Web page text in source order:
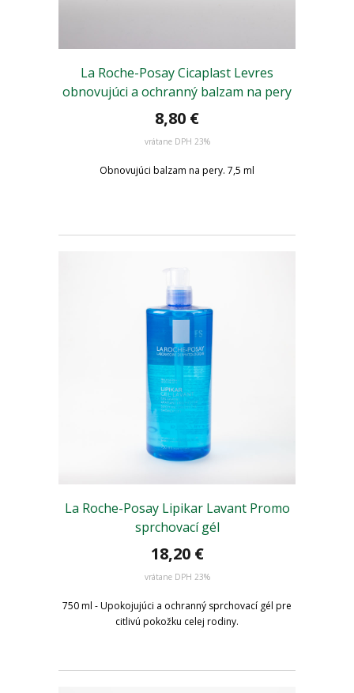
La Roche-Posay Cicaplast Levres
obnovujúci a ochranný balzam na pery
8,80 €
vrátane DPH 23%
Obnovujúci balzam na pery. 7,5 ml
La Roche-Posay Lipikar Lavant Promo
sprchovací gél
18,20 €
vrátane DPH 23%
750 ml - Upokojujúci a ochranný sprchovací gél pre
citlivú pokožku celej rodiny.